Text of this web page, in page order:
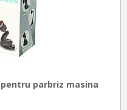
parbriz masina